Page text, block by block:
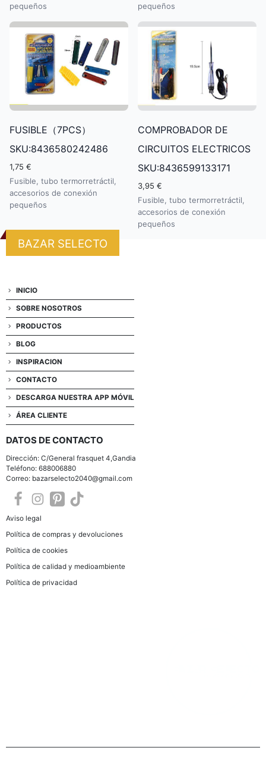
pequeños
pequeños
FUSIBLE（7PCS）
SKU:8436580242486
1,75 €
Fusible, tubo termorretráctil,
accesorios de conexión
pequeños
COMPROBADOR DE
CIRCUITOS ELECTRICOS
SKU:8436599133171
3,95 €
Fusible, tubo termorretráctil,
accesorios de conexión
pequeños
BAZAR SELECTO
INICIO
SOBRE NOSOTROS
PRODUCTOS
BLOG
INSPIRACION
CONTACTO
DESCARGA NUESTRA APP MÓVIL
ÁREA CLIENTE
DATOS DE CONTACTO
Dirección: C/General frasquet 4,Gandia
Teléfono: 688006880
Correo: bazarselecto2040@gmail.com
Aviso legal
Política de compras y devoluciones
Política de cookies
Política de calidad y medioambiente
Política de privacidad